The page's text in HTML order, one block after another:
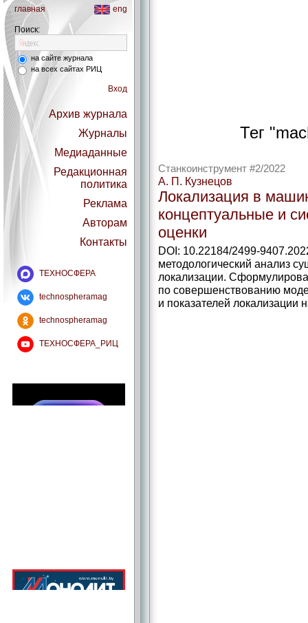
главная eng
Поиск:
на сайте журнала
на всех сайтах РИЦ
Вход
Архив журнала
Журналы
Медиаданные
Редакционная
политика
Реклама
Авторам
Контакты
ТЕХНОСФЕРА
technospheramag
technospheramag
ТЕХНОСФЕРА_РИЦ
Тег
Станкоинструмент #2/2022
А. П. Кузнецов
Локализация в
концептуальные и
оценки
DOI: 10.22184/2499-
методологический анализ
локализации.
по совершенствованию
и показателей локализации